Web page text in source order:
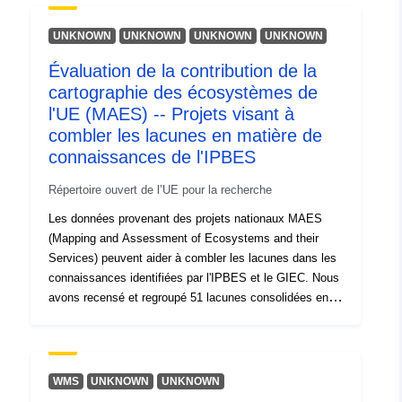
agricoles de haute altitude de la province de Huaphan
ont connu du gel, de sorte que les cultures et la
Produits de référence: 3<br/> Produits de délimitation:
0<br/> Produits de classement: 3<br/> <br/>
Copernicus Emergency Management Service - Mapping
est un service financé par la Commission européenne
visant à fournir aux acteurs de la gestion des
particulier aux autorités de protection civile et aux
cartographie basés sur l'imagerie satellitaire.<br/>
UNKNOWN UNKNOWN UNKNOWN UNKNOWN
Évaluation de la contribution de la
cartographie des écosystèmes de
l'UE (MAES) -- Projets visant à
combler les lacunes en matière de
connaissances de l'IPBES
Répertoire ouvert de l’UE pour la recherche
Les données provenant des projets nationaux MAES
(Mapping and Assessment of Ecosystems and their
Services) peuvent aider à combler les lacunes dans les
connaissances identifiées par l'IPBES et le GIEC. Nous
avons recensé et regroupé 51 lacunes consolidées en
du chapitre sur l’Europe du rapport 2022 du GIEC sur le
changement climatique. Par la suite, nous avons
WMS UNKNOWN UNKNOWN